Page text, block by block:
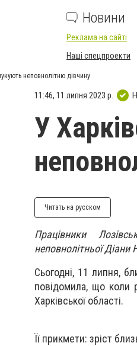
Новини
Реклама на сайті
Наші спецпроекти
неповнолітню дівчину
11:46, 11 липня 2023 р.
У
Читать на русском
Працівники
неповнолітньої
Сьогодні, 11 липня,
повідомила, що коли
Харківської області.
Її прикмети: зріст